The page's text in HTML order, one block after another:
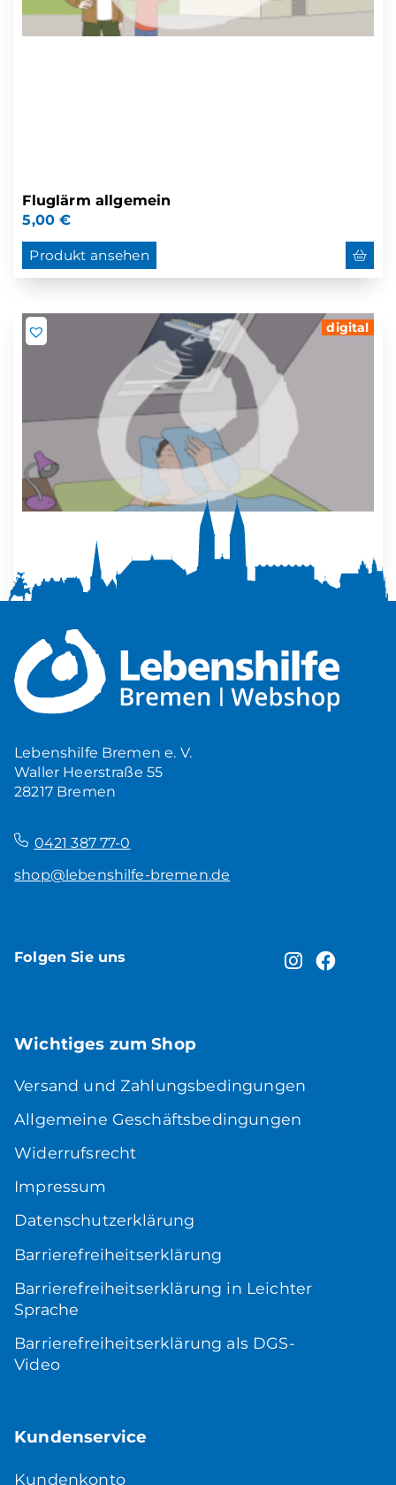
Fluglärm allgemein
5,00€
Produkt ansehen
digital
Mehr Ruhe zuhause
5,00€
Lebenshilfe Bremen e. V.
Waller Heerstraße 55
28217 Bremen
0421 387 77-0
shop@lebenshilfe-bremen.de
Folgen Sie uns
Wichtiges zum Shop
Versand und Zahlungsbedingungen
Allgemeine Geschäftsbedingungen
Widerrufsrecht
Impressum
Datenschutzerklärung
Barrierefreiheitserklärung
Barrierefreiheitserklärung in Leichter
Sprache
Barrierefreiheitserklärung als DGS-
Video
Kundenservice
Kundenkonto